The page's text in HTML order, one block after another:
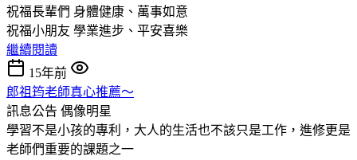
祝福長輩們 身體健康、萬事如意
祝福小朋友 學業進步、平安喜樂
繼續閱讀
15年前
郎祖筠老師真心推薦～
訊息公告 偶像明星
學習不是小孩的專利，大人的生活也不該只是工作，進修更是
老師們重要的課題之一